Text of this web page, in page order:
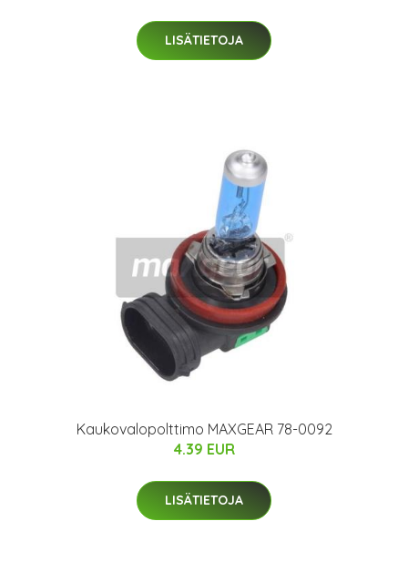
LISÄTIETOJA
Kaukovalopolttimo MAXGEAR 78-0092
4.39 EUR
LISÄTIETOJA